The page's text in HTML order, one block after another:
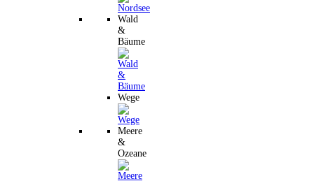
Wald
&
Bäume
Wege
Meere
&
Ozeane